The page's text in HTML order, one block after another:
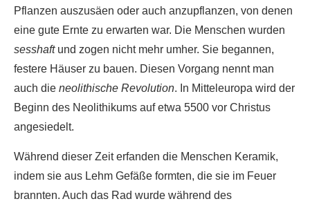
Pflanzen auszusäen oder auch anzupflanzen, von denen
eine gute Ernte zu erwarten war. Die Menschen wurden
sesshaftund zogen nicht mehr umher. Sie begannen,
festere Häuser zu bauen. Diesen Vorgang nennt man
auch die neolithische Revolution. In Mitteleuropa wird der
Beginn des Neolithikums auf etwa 5500 vor Christus
angesiedelt.
Während dieser Zeit erfanden die Menschen Keramik,
indem sie aus Lehm Gefäße formten, die sie im Feuer
brannten. Auch das Rad wurde während des